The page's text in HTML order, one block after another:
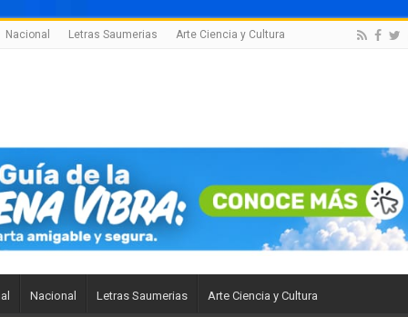
Nacional Letras Saumerias Arte Ciencia y Cultura
Nacional Letras Saumerias Arte Ciencia y Cultura